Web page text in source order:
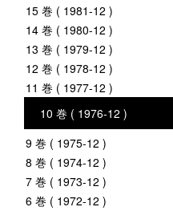
15 巻 ( 1981-12 )
14 巻 ( 1980-12 )
13 巻 ( 1979-12 )
12 巻 ( 1978-12 )
11 巻 ( 1977-12 )
10 巻 ( 1976-12 )
9 巻 ( 1975-12 )
8 巻 ( 1974-12 )
7 巻 ( 1973-12 )
6 巻 ( 1972-12 )